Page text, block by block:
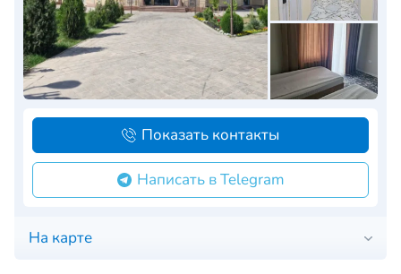
На карте
Написать в Telegram
Показать контакты